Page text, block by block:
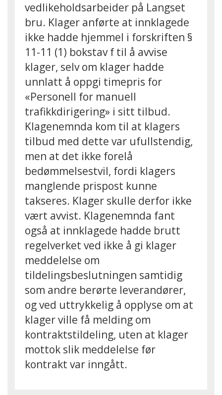
vedlikeholdsarbeider på Langset
bru. Klager anførte at innklagede
ikke hadde hjemmel i forskriften §
11-11 (1) bokstav f til å avvise
klager, selv om klager hadde
unnlatt å oppgi timepris for
«Personell for manuell
trafikkdirigering» i sitt tilbud.
Klagenemnda kom til at klagers
tilbud med dette var ufullstendig,
men at det ikke forelå
bedømmelsestvil, fordi klagers
manglende prispost kunne
takseres. Klager skulle derfor ikke
vært avvist. Klagenemnda fant
også at innklagede hadde brutt
regelverket ved ikke å gi klager
meddelelse om
tildelingsbeslutningen samtidig
som andre berørte leverandører,
og ved uttrykkelig å opplyse om at
klager ville få melding om
kontraktstildeling, uten at klager
mottok slik meddelelse før
kontrakt var inngått.